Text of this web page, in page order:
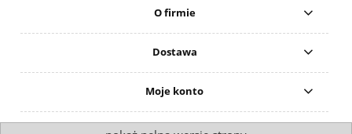
O firmie
Dostawa
Moje konto